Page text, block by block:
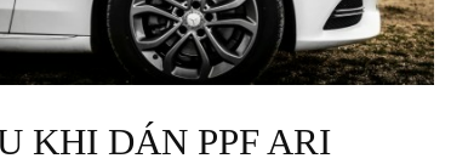
KHI DÁN PPF ARI